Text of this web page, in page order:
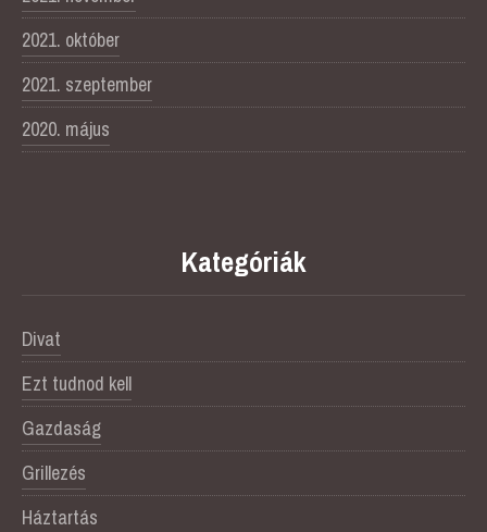
2021. október
2021. szeptember
2020. május
Kategóriák
Divat
Ezt tudnod kell
Gazdaság
Grillezés
Háztartás